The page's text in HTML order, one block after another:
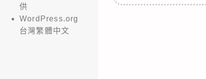
供
WordPress.org
台灣繁體中文